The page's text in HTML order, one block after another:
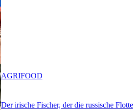
Der irische Fischer, der die russische Flotte
AGRIFOOD